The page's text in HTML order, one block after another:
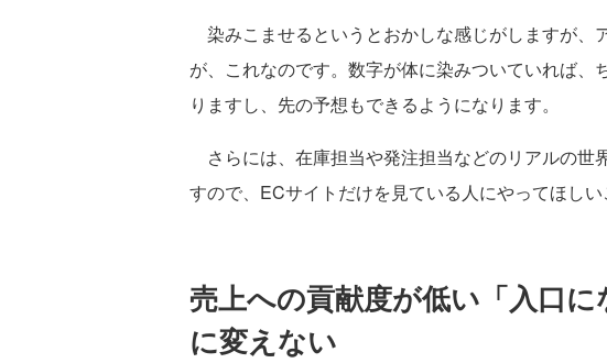
染みこませるというとおかしな感じがしますが、
が、これなのです。数字が体に染みついていれば、
りますし、先の予想もできるようになります。
さらには、在庫担当や発注担当などのリアルの世
すので、ECサイトだけを見ている人にやってほしい
売上への貢献度が低い「入口
に変えない